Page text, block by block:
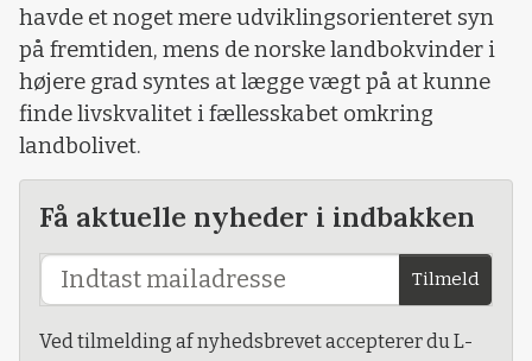
havde et noget mere udviklingsorienteret syn
på fremtiden, mens de norske landbokvinder i
højere grad syntes at lægge vægt på at kunne
finde livskvalitet i fællesskabet omkring
landbolivet.
Få aktuelle nyheder i indbakken
Tilmeld
Ved tilmelding af nyhedsbrevet accepterer du L-